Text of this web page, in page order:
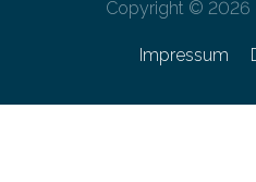
Copyright © 2026
Impressum